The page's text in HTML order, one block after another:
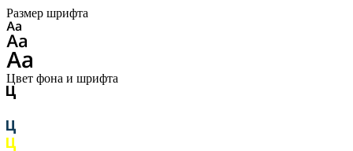
Размер шрифта
Цвет фона и шрифта